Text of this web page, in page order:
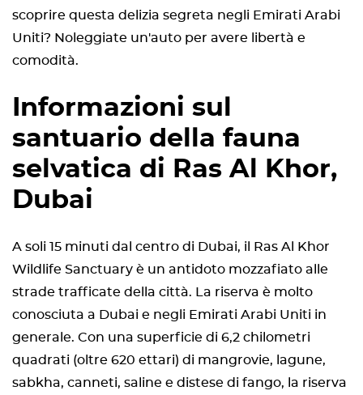
scoprire questa delizia segreta negli Emirati Arabi
Uniti? Noleggiate un'auto per avere libertà e
comodità.
Informazioni sul
santuario della fauna
selvatica di Ras Al Khor,
Dubai
A soli 15 minuti dal centro di Dubai, il Ras Al Khor
Wildlife Sanctuary è un antidoto mozzafiato alle
strade trafficate della città. La riserva è molto
conosciuta a Dubai e negli Emirati Arabi Uniti in
generale. Con una superficie di 6,2 chilometri
quadrati (oltre 620 ettari) di mangrovie, lagune,
sabkha, canneti, saline e distese di fango, la riserva